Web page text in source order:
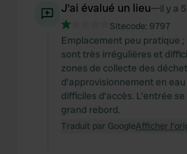
J'ai évalué un lieu—il y a
Sitecode: 9797
Emplacement peu pratique
sont très irrégulières et
zones de collecte des
d’approvisionnement en
difficiles d’accès. L’entrée
grand rebord.
Traduit par GoogleAfficher